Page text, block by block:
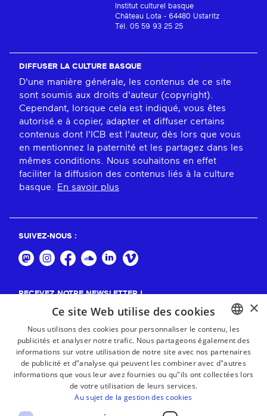
Institut culturel basque
Château Lota - 64480 Ustaritz
Tél. 05 59 93 25 25
DIFFUSER LA CULTURE BASQUE
D'une manière générale, les contenus de ce site
sont soumis aux droits d'auteur (copyright).
Cependant, lorsque cela est indiqué, vous êtes
autorisé.e à copier, adapter et diffuser certains
contenus dont l'ICB est l'auteur, dès lors que vous
en mentionnez la paternité et les partagez dans les
mêmes conditions. Nous souhaitons en effet
faciliter la diffusion des contenus liés à la culture
basque. En savoir plus
SUIVEZ-NOUS :
RECEVEZ NOTRE NEWSLETTER !
BASQUE
FRENCH
×
Ce site Web utilise des cookies
Nous utilisons des cookies pour personnaliser le contenu, les
publicités et analyser notre trafic. Nous partageons également des
informations sur votre utilisation de notre site avec nos partenaires
de publicité et d"analyse qui peuvent les combiner avec d"autres
informations que vous leur avez fournies ou qu"ils ont collectées lors
de votre utilisation de leurs services.
Au sujet de la gestion des cookies